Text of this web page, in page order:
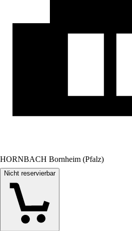
HORNBACH Bornheim (Pfalz)
Nicht reservierbar